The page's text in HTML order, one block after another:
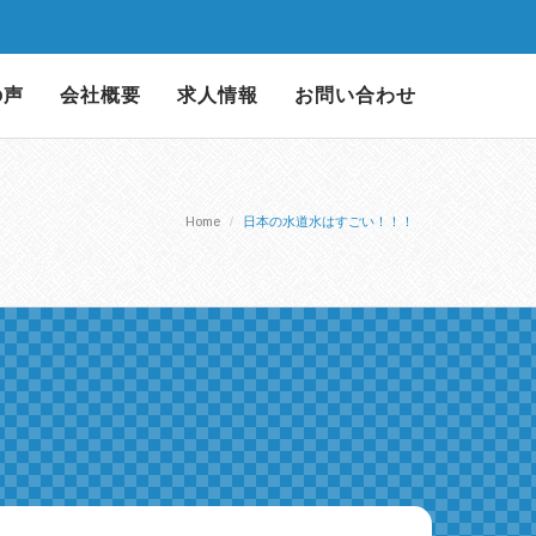
会社概要 求人情報 お問い合わせ
Home 日本の水道水はすごい！！！